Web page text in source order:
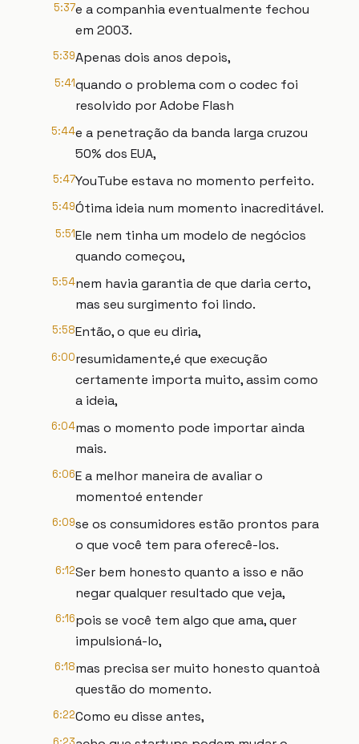
5:37e a companhia eventualmente fechou
em 2003.
5:39Apenas dois anos depois,
5:41quando o problema com o codec foi
resolvido por Adobe Flash
5:44e a penetração da banda larga cruzou
50% dos EUA,
5:47YouTube estava no momento perfeito.
5:49Ótima ideia num momento inacreditável.
5:51Ele nem tinha um modelo de negócios
quando começou,
5:54nem havia garantia de que daria certo,
mas seu surgimento foi lindo.
5:58Então, o que eu diria,
6:00resumidamente,é que execução
certamente importa muito, assim como
a ideia,
6:04mas o momento pode importar ainda
mais.
6:06E a melhor maneira de avaliar o
momentoé entender
6:09se os consumidores estão prontos para
o que você tem para oferecê-los.
6:12Ser bem honesto quanto a isso e não
negar qualquer resultado que veja,
6:16pois se você tem algo que ama, quer
impulsioná-lo,
6:18mas precisa ser muito honesto quantoà
questão do momento.
6:22Como eu disse antes,